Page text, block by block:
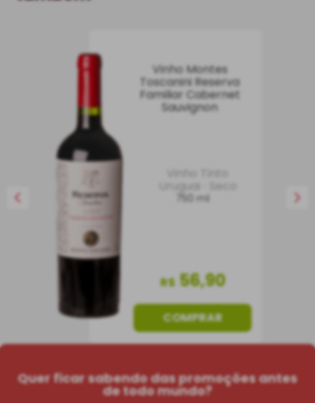
Vinho Montes
Toscanini Reserva
Familiar Cabernet
Sauvignon
Uruguai Seco
750 ml
R$ 56,90
COMPRAR
Quer ficar sabendo das promoções antes
de todo mundo?